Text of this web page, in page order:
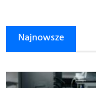
Najnowsze